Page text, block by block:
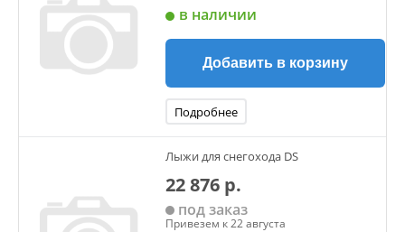
в наличии
Добавить в корзину
Подробнее
Лыжи для снегохода DS
22 876 р.
под заказ
Привезем к 22 августа